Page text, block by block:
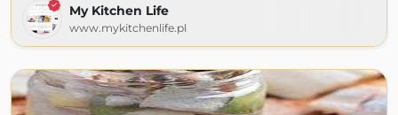
My Kitchen Life
www.mykitchenlife.pl